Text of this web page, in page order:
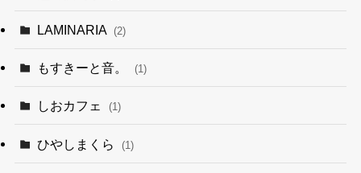
LAMINARIA (2)
もすきーと音。 (1)
しおカフェ (1)
ひやしまくら (1)